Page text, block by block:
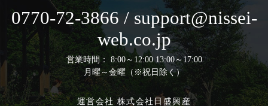
0770-72-3866 / support@nissei-
web.co.jp
営業時間： 8:00～12:00 13:00～17:00
月曜～金曜（※祝日除く）
運営会社 株式会社日盛興産